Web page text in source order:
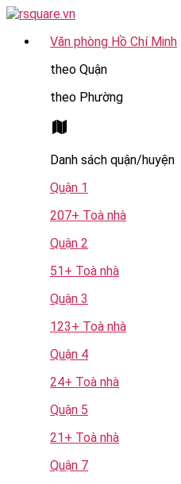
Chuyển
Văn phòng Hồ Chí Minh
theo Quận
theo Phường
Danh sách quận/huyện
Quận 1
207+ Toà nhà
Quận 2
51+ Toà nhà
Quận 3
123+ Toà nhà
Quận 4
24+ Toà nhà
Quận 5
21+ Toà nhà
Quận 7